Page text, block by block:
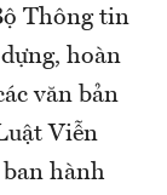
Thông tin
hoàn
văn bản
Viễn
hành